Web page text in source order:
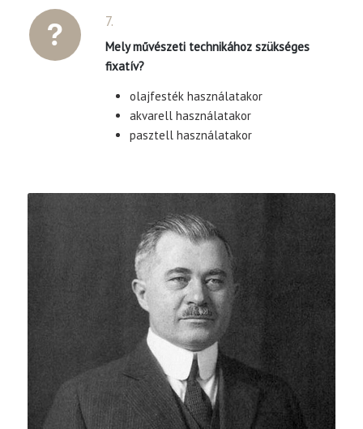
7.
Mely művészeti technikához szükséges
fixatív?
olajfesték használatakor
akvarell használatakor
pasztell használatakor